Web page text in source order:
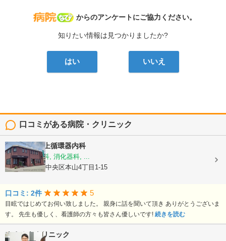
病院なび
からのアンケートにご協力ください。
知りたい情報は見つかりましたか?
はい いいえ
口コミがある病院・クリニック
医療法人村上循環器内科
内科, 呼吸器科, 消化器科, ...
熊本県熊本市中央区本山4丁目1-15
口コミ: 2件 5
目眩ではじめてお伺い致しました。 親身に話を聞いて頂き ありがとうございま
す。 先生も優しく、看護師の方々も皆さん優しいです! 続きを読む
きさぬきクリニック